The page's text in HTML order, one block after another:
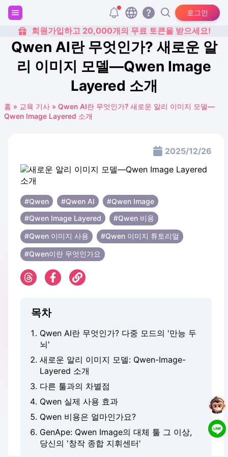
로그인
회원가입하고 20,000개의 무료 토큰을 받으세요!
Qwen AI란 무엇인가? 새로운 알
리 이미지 모델—Qwen Image
Layered 소개
홈 » 교육 기사 » Qwen AI란 무엇인가? 새로운 알리 이미지 모델—
Qwen Image Layered 소개
2025/12/26
#Qwen #Qwen AI
#Qwen Image
#Qwen Image Layered
#Qwen 비용
#Qwen 이미지 사용 #Qwen 이미지 튜토리얼
#Qwen이란 무엇인가요
목차
Qwen AI란 무엇인가? 다중 모드의 '만능 두
뇌'
새로운 알리 이미지 모델: Qwen-Image-
Layered 소개
다른 툴과의 차별점
Qwen 실제 사용 효과
Qwen 비용은 얼마인가요?
GenApe: Qwen Image의 대체 툴 그 이상,
당신의 '창작 종합 지휘센터'